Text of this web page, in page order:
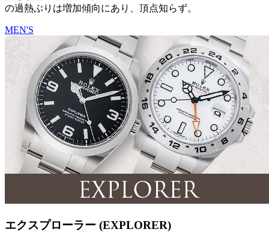
の過熱ぶりは増加傾向にあり、頂点知らず。
MEN'S
エクスプローラー (EXPLORER)